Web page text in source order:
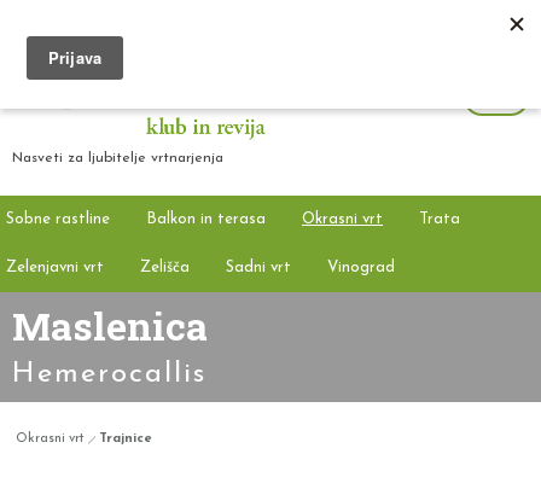
Nasveti za ljubitelje vrtnarjenja
Sobne rastline Balkon in terasa Okrasni vrt Trata
Zelenjavni vrt Zelišča Sadni vrt Vinograd
Maslenica
Hemerocallis
Okrasni vrt Trajnice